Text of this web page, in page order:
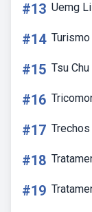
#13 Uemg
#14
#15 Tsu
#16
#17
#18
#19